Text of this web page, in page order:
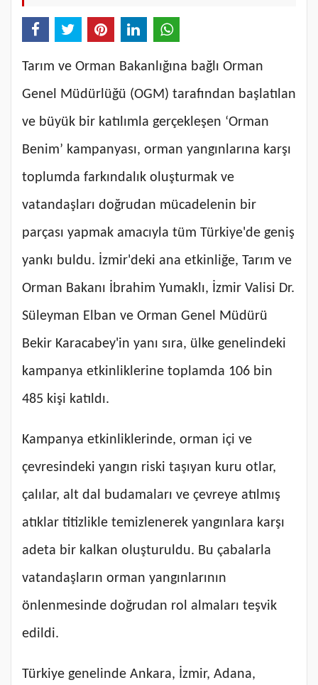
Tarım ve Orman Bakanlığına bağlı Orman
Genel Müdürlüğü (OGM) tarafından başlatılan
ve büyük bir katılımla gerçekleşen ‘Orman
Benim’ kampanyası, orman yangınlarına karşı
toplumda farkındalık oluşturmak ve
vatandaşları doğrudan mücadelenin bir
parçası yapmak amacıyla tüm Türkiye'de geniş
yankı buldu. İzmir'deki ana etkinliğe, Tarım ve
Orman Bakanı İbrahim Yumaklı, İzmir Valisi Dr.
Süleyman Elban ve Orman Genel Müdürü
Bekir Karacabey'in yanı sıra, ülke genelindeki
kampanya etkinliklerine toplamda 106 bin
485 kişi katıldı.
Kampanya etkinliklerinde, orman içi ve
çevresindeki yangın riski taşıyan kuru otlar,
çalılar, alt dal budamaları ve çevreye atılmış
atıklar titizlikle temizlenerek yangınlara karşı
adeta bir kalkan oluşturuldu. Bu çabalarla
vatandaşların orman yangınlarının
önlenmesinde doğrudan rol almaları teşvik
edildi.
Türkiye genelinde Ankara, İzmir, Adana,